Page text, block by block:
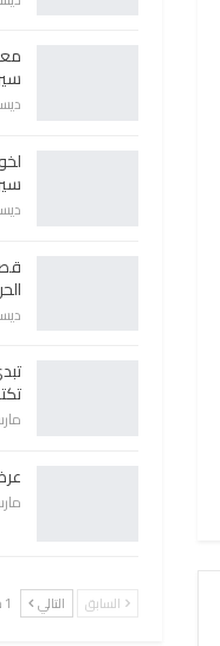
مارس
مارس
السابق التالي 1 من 13٬790